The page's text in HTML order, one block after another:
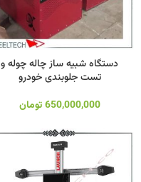
دستگاه شبیه ساز چاله چوله و
تست جلوبندی خودرو
650,000,000 تومان